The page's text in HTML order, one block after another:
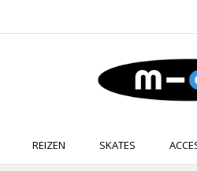
REIZEN SKATES